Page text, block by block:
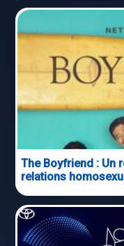
The Boyfriend : Un
relations